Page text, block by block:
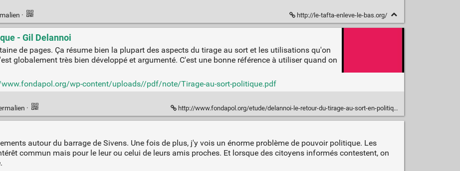
· http://le-tafta-enleve-le-bas.org/
- Gil Delannoi
de pages. Ça résume bien la plupart des aspects du tirage au sort et les utilisations qu'on
globalement très bien développé et argumenté. C'est une bonne référence à utiliser quand on
wp-content/uploads//pdf/note/Tirage-au-sort-politique.pdf
· http://www.fondapol.org/etude/delannoi-le-retour-du-tirage-au-sort-en-politique/
autour du barrage de Sivens. Une fois de plus, j'y vois un énorme problème de pouvoir politique. Les
commun mais pour le leur ou celui de leurs amis proches. Et lorsque des citoyens informés contestent, on